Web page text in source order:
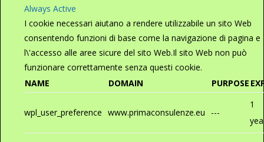
Always Active
I cookie necessari aiutano a rendere utilizzabile un sito Web
consentendo funzioni di base come la navigazione di pagina e
l\'accesso alle aree sicure del sito Web.Il sito Web non può
funzionare correttamente senza questi cookie.
NAME
DOMAIN PURPOSE
wpl_user_preference www.primaconsulenze.eu ---
1